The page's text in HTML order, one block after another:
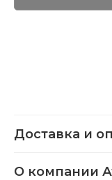
Доставка и
О компании